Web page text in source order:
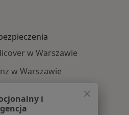
w Warszawie
w Warszawie
Polska w Warszawie
Iduna w Warszawie
i